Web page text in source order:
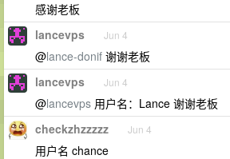
感谢老板
lancevps Jun 4
@lance-donif 谢谢老板
lancevps Jun 4
@lancevps 用户名：Lance 谢谢老板
checkzhzzzzz Jun 4
用户名 chance